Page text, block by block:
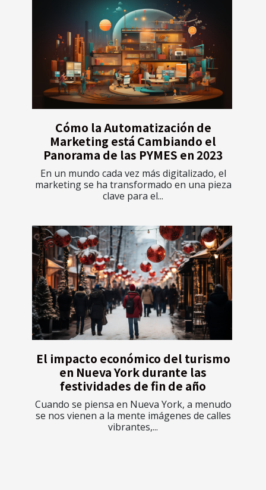
Cómo la Automatización de
Marketing está Cambiando el
Panorama de las PYMES en 2023
En un mundo cada vez más digitalizado, el
marketing se ha transformado en una pieza
clave para el...
El impacto económico del turismo
en Nueva York durante las
festividades de fin de año
Cuando se piensa en Nueva York, a menudo
se nos vienen a la mente imágenes de calles
vibrantes,...